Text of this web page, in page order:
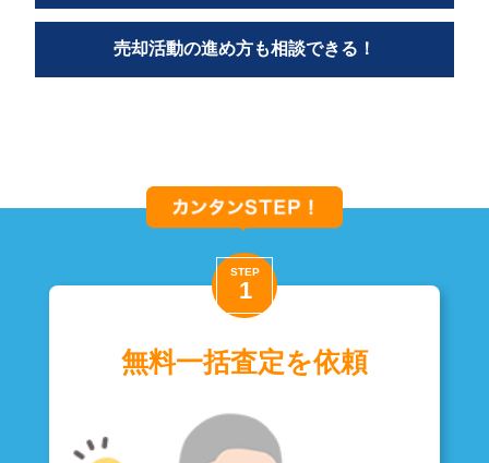
売却活動の進め方も相談できる！
無料一括査定を依頼